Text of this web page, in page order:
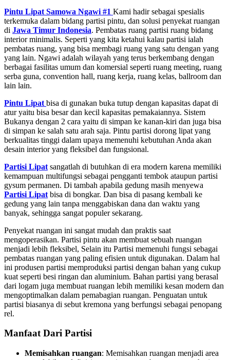
Pintu Lipat Samowa Ngawi #1 Kami hadir sebagai spesialis
terkemuka dalam bidang partisi pintu, dan solusi penyekat ruangan
di Jawa Timur Indonesia. Pembatas ruang partisi ruang bidang
interior minimalis. Seperti yang kita ketahui kalau partisi ialah
pembatas ruang, yang bisa membagi ruang yang satu dengan yang
yang lain. Ngawi adalah wilayah yang terus berkembang dengan
berbagai fasilitas umum dan komersial seperti ruang meeting, ruang
serba guna, convention hall, ruang kerja, ruang kelas, ballroom dan
lain lain.
Pintu Lipat bisa di gunakan buka tutup dengan kapasitas dapat di
atur yaitu bisa besar dan kecil kapasitas pemakaiannya. Sistem
Bukanya dengan 2 cara yaitu di simpan ke kanan-kiri dan juga bisa
di simpan ke salah satu arah saja. Pintu partisi dorong lipat yang
berkualitas tinggi dalam upaya memenuhi kebutuhan Anda akan
desain interior yang fleksibel dan fungsional.
Partisi Lipat sangatlah di butuhkan di era modern karena memiliki
kemampuan multifungsi sebagai pengganti tembok ataupun partisi
gysum permanen. Di tambah apabila gedung masih menyewa
Partisi Lipat bisa di bongkar. Dan bisa di pasang kembali ke
gedung yang lain tanpa menggabiskan dana dan waktu yang
banyak, sehingga sangat populer sekarang.
Penyekat ruangan ini sangat mudah dan praktis saat
mengoperasikan. Partisi pintu akan membuat sebuah ruangan
menjadi lebih fleksibel, Selain itu Partisi memenuhi fungsi sebagai
pembatas ruangan yang paling efisien untuk digunakan. Dalam hal
ini produsen partisi memproduksi partisi dengan bahan yang cukup
kuat seperti besi ringan dan aluminium. Bahan partisi yang berasal
dari logam juga membuat ruangan lebih memiliki kesan modern dan
mengoptimalkan dalam pemabagian ruangan. Penguatan untuk
partisi biasanya di sebut kremona yang berfungsi sebagai penopang
rel.
Manfaat Dari Partisi
Memisahkan ruangan: Memisahkan ruangan menjadi area